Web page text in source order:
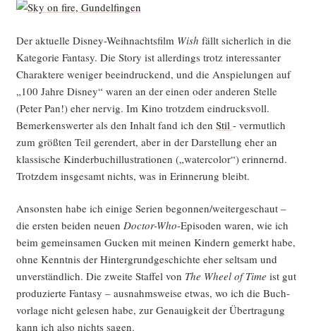
Janu­
2026“
Der aktu­el­le Dis­ney-Weih­nachts­film Wish fällt sicher­lich in die
Kate­go­rie Fan­ta­sy. Die Sto­ry ist aller­dings trotz inter­es­san­ter
Cha­rak­te­re weni­ger beein­dru­ckend, und die Anspie­lun­gen auf
„100 Jah­re Dis­ney“ waren an der einen oder ande­ren Stel­le
(Peter Pan!) eher ner­vig. Im Kino trotz­dem ein­drucks­voll.
Bemer­kens­wer­ter als den Inhalt fand ich den Stil - ver­mut­lich
zum größ­ten Teil ger­en­dert, aber in der Dar­stel­lung eher an
klas­si­sche Kin­der­buch­il­lus­tra­tio­nen („water­co­lor“) erin­nernd.
Trotz­dem ins­ge­samt nichts, was in Erin­ne­rung bleibt.
Ansons­ten habe ich eini­ge Seri­en begonnen/weitergeschaut –
die ers­ten bei­den neu­en Doc­tor-Who-Epi­so­den waren, wie ich
beim gemein­sa­men Gucken mit mei­nen Kin­dern gemerkt habe,
ohne Kennt­nis der Hin­ter­grund­ge­schich­te eher selt­sam und
unver­ständ­lich. Die zwei­te Staf­fel von The Wheel of Time ist gut
pro­du­zier­te Fan­ta­sy – aus­nahms­wei­se etwas, wo ich die Buch­
vor­la­ge nicht gele­sen habe, zur Genau­ig­keit der Über­tra­gung
kann ich also nichts sagen.